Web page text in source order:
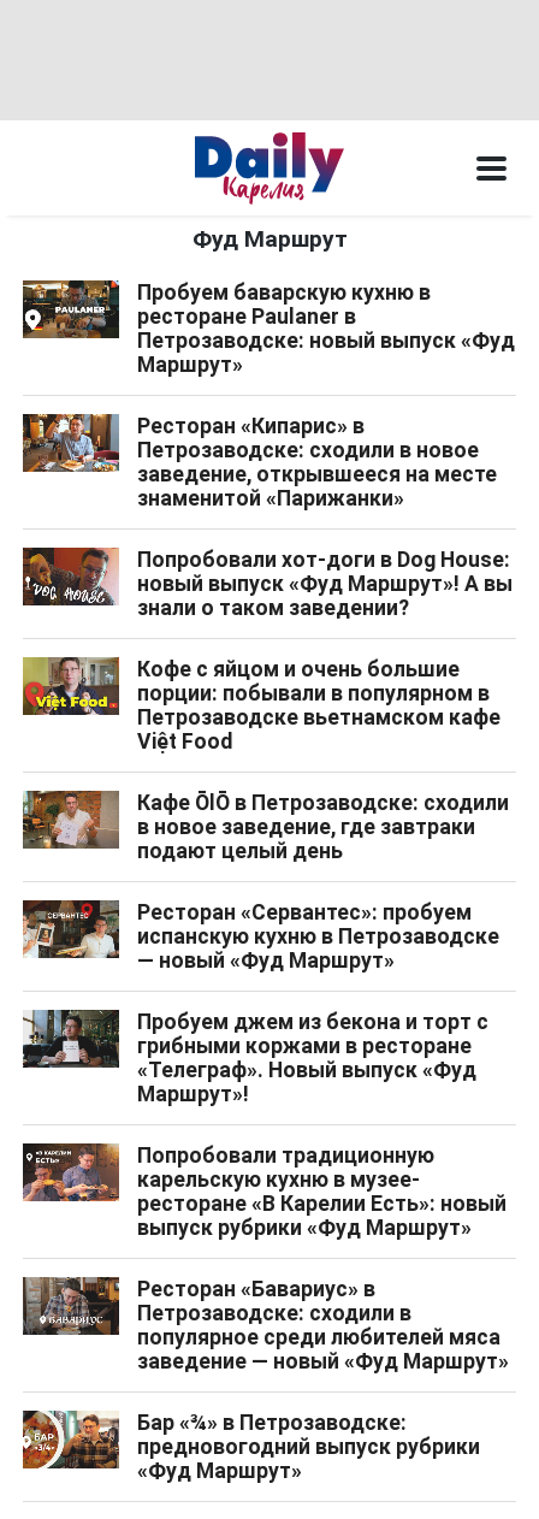
Фуд Маршрут
Пробуем баварскую кухню в
ресторане Paulaner в
Петрозаводске: новый выпуск «Фуд
Маршрут»
Ресторан «Кипарис» в
Петрозаводске: сходили в новое
заведение, открывшееся на месте
знаменитой «Парижанки»
Попробовали хот-доги в Dog House:
новый выпуск «Фуд Маршрут»! А вы
знали о таком заведении?
Кофе с яйцом и очень большие
порции: побывали в популярном в
Петрозаводске вьетнамском кафе
Việt Food
Кафе ŌlŌ в Петрозаводске: сходили
в новое заведение, где завтраки
подают целый день
Ресторан «Сервантес»: пробуем
испанскую кухню в Петрозаводске
— новый «Фуд Маршрут»
Пробуем джем из бекона и торт с
грибными коржами в ресторане
«Телеграф». Новый выпуск «Фуд
Маршрут»!
Попробовали традиционную
карельскую кухню в музее-
ресторане «В Карелии Есть»: новый
выпуск рубрики «Фуд Маршрут»
Ресторан «Бавариус» в
Петрозаводске: сходили в
популярное среди любителей мяса
заведение — новый «Фуд Маршрут»
Бар «¾» в Петрозаводске:
предновогодний выпуск рубрики
«Фуд Маршрут»